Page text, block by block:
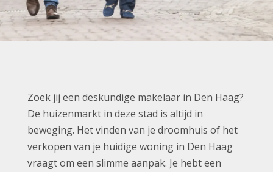
Zoek jij een deskundige makelaar in Den Haag?
De huizenmarkt in deze stad is altijd in
beweging. Het vinden van je droomhuis of het
verkopen van je huidige woning in Den Haag
vraagt om een slimme aanpak. Je hebt een